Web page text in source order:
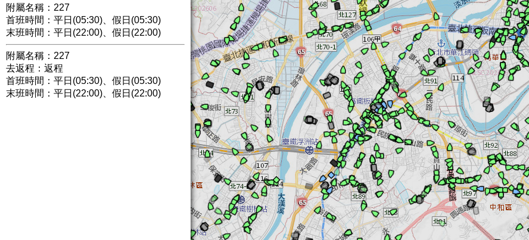
附屬名稱：227
首班時間：平日(05:30)、假日(05:30)
末班時間：平日(22:00)、假日(22:00)
附屬名稱：227
去返程：返程
首班時間：平日(05:30)、假日(05:30)
末班時間：平日(22:00)、假日(22:00)